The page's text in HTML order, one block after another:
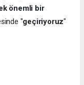
önemli bir
"geçiriyoruz"